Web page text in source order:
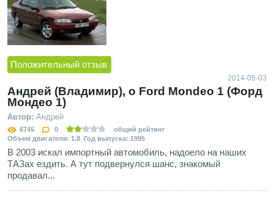
Положительный отзыв
2014-05-03
Андрей (Владимир), о Ford Mondeo 1 (Форд
Мондео 1)
Автор: Андрей
6745 0
общий рейтинг
Объем двигателя: 1.8 Год выпуска: 1995
В 2003 искал импортный автомобиль, надоело на наших
ТАЗах ездить. А тут подвернулся шанс, знакомый
продавал...